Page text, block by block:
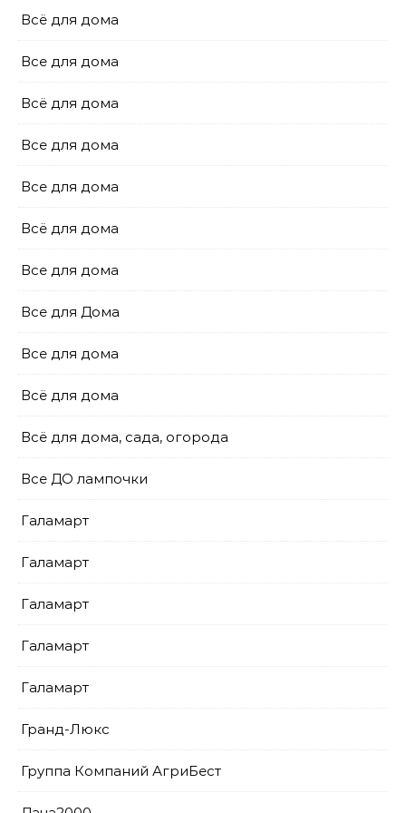
Всё для дома
Все для дома
Всё для дома
Все для дома
Все для дома
Всё для дома
Все для дома
Все для Дома
Все для дома
Всё для дома
Всё для дома, сада, огорода
Все ДО лампочки
Галамарт
Галамарт
Галамарт
Галамарт
Галамарт
Гранд-Люкс
Группа Компаний АгриБест